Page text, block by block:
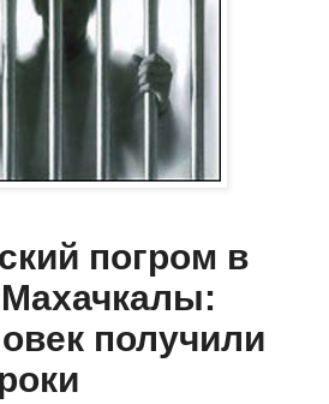
погром в
получили